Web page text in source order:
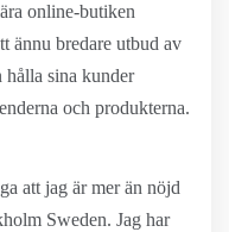
online-butiken
ännu bredare utbud av
hålla sina kunder
och produkterna.
att jag är mer än nöjd
Sweden. Jag har